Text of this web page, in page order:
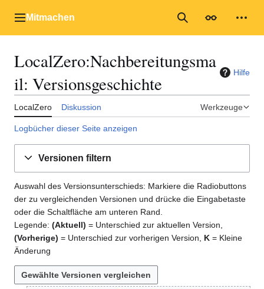
Inhalt
Hauptmenü
Mitmachen Suche
LocalZero:Nachbereitungsma
il: Versionsgeschichte Hilfe
LocalZero Diskussion Werkzeuge
Logbücher dieser Seite anzeigen
Versionen filtern
Auswahl des Versionsunterschieds: Markiere die Radiobuttons
der zu vergleichenden Versionen und drücke die Eingabetaste
oder die Schaltfläche am unteren Rand.
Legende: (Aktuell) = Unterschied zur aktuellen Version,
(Vorherige) = Unterschied zur vorherigen Version, K = Kleine
Änderung